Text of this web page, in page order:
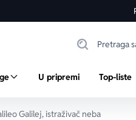
U pripremi Top-liste
Galilej, istraživač neba